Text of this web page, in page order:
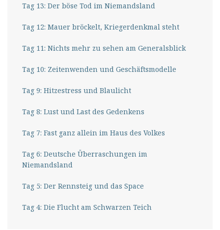
Tag 13: Der böse Tod im Niemandsland
Tag 12: Mauer bröckelt, Kriegerdenkmal steht
Tag 11: Nichts mehr zu sehen am Generalsblick
Tag 10: Zeitenwenden und Geschäftsmodelle
Tag 9: Hitzestress und Blaulicht
Tag 8: Lust und Last des Gedenkens
Tag 7: Fast ganz allein im Haus des Volkes
Tag 6: Deutsche Überraschungen im
Niemandsland
Tag 5: Der Rennsteig und das Space
Tag 4: Die Flucht am Schwarzen Teich